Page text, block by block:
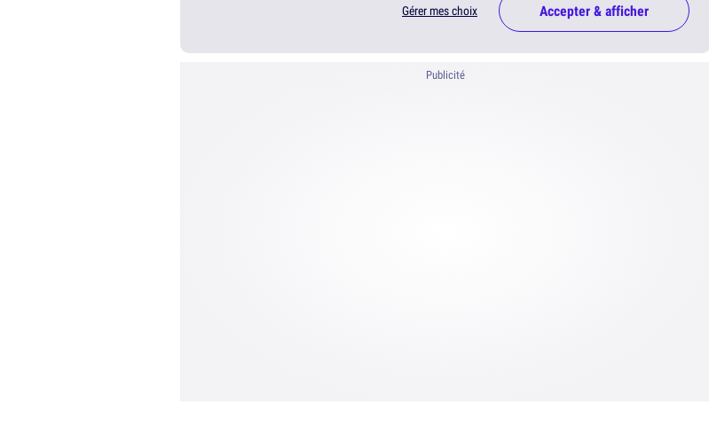
Gérer mes choix Accepter & afficher
Publicité